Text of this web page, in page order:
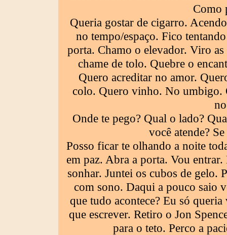
Como
Queria gostar de cigarro.
no tempo/espaço. Fico
porta. Chamo o elevador. Viro
chame de tolo. Quebre o
Quero acreditar no amor.
colo. Quero vinho. No umbigo.
Onde te pego? Qual o lado?
você atende?
Posso ficar te olhando a noite
em paz. Abra a porta. Vou
sonhar. Juntei os cubos de gelo.
com sono. Daqui a pouco saio
que tudo acontece? Eu só
que escrever. Retiro o Jon
para o teto. Perco a